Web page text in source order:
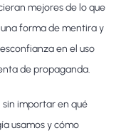
mejores de lo que
forma de mentira y
en el uso
de propaganda.
sin importar en qué
usamos y cómo